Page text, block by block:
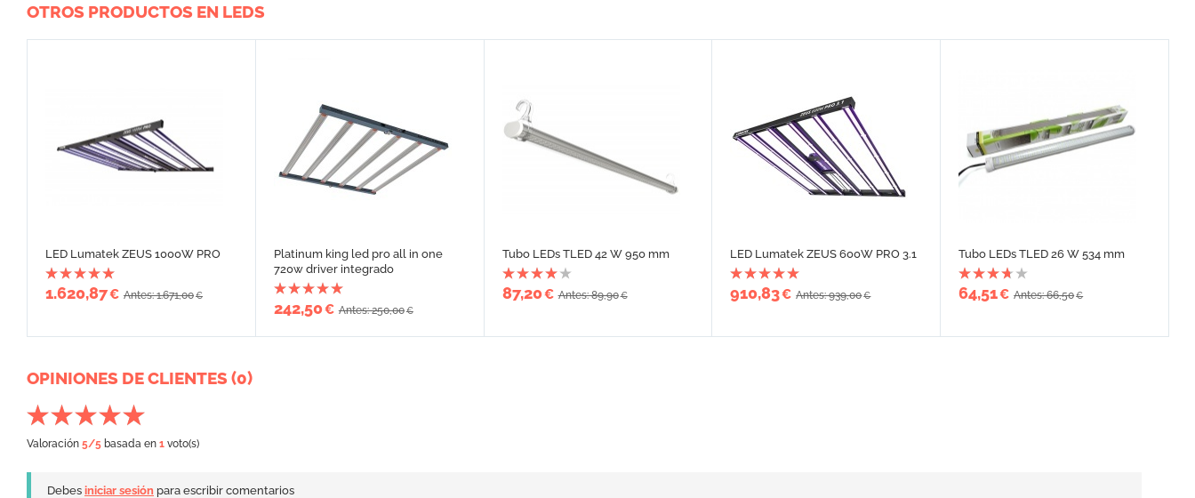
OTROS PRODUCTOS EN LEDS
LED Lumatek ZEUS 1000W PRO
1.620,87€ Antes: 1.671,00€
Platinum king led pro all in one
720w driver integrado
242,50€ Antes: 250,00€
Tubo LEDs TLED 42 W 950 mm
87,20€ Antes: 89,90€
LED Lumatek ZEUS 600W PRO 3.1
910,83€ Antes: 939,00€
Tubo LEDs TLED 26 W 534 mm
64,51€ Antes: 66,50€
OPINIONES DE CLIENTES (0)
Valoración 5/5 basada en 1 voto(s)
Debes iniciar sesión para escribir comentarios